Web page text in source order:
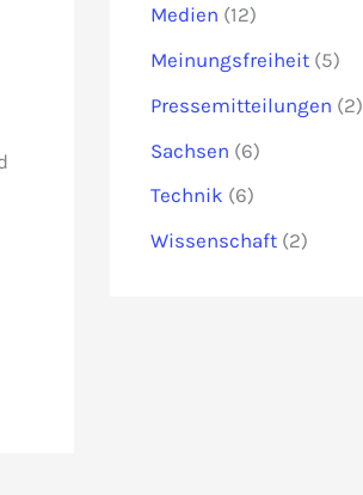
Medien (12)
Meinungsfreiheit (5)
Pressemitteilungen (2)
Sachsen (6)
Technik (6)
Wissenschaft (2)